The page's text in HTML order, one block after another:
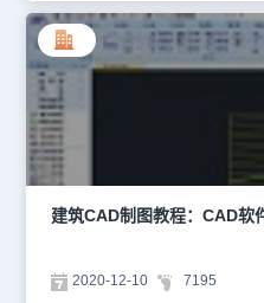
于梯段宽度，在选弧形休息平台
【踏步取齐】除了两跑步数不等时
板”中选择两梯段相对位置外，也
分为三种类型绘制：1、首层只给
是双剖断；3、顶层的一跑无剖断
60X100的扶手断面尺寸。【扶手
图上应标以实际值。【转角扶手
层间扶手起末端和转角处的伸出
杆，在室外楼梯时需要选择以下
程：双跑楼梯 双跑楼梯是最常见
个休息平台、一个或两个扶手和
具有二维视图和三维视图。双跑
即直线梯段、平板和扶手栏杆等
分，方便随着剖切位置改变自动
扶手在平台是否连接、梯段之间
楼梯方向线的文字，还提供了顶
对象内包括常见的构件组合形式
手在平台是否连接、设置扶手伸
特性栏中调整),休息平台是半圆形
要求，楼梯剖切线的倾斜方向按
图软件——浩辰CAD建筑软件中
本篇教程对双跑楼梯也有了大概
建筑CAD制图教程：CAD软
2020-12-10 7195